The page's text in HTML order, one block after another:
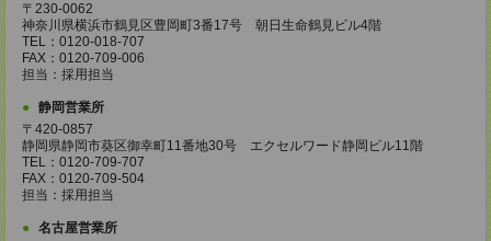
〒230-0062
神奈川県横浜市鶴見区豊岡町3番17号 朝日生命鶴見ビル4階
TEL：0120-018-707
FAX：0120-709-006
担当：採用担当
静岡営業所
〒420-0857
静岡県静岡市葵区御幸町11番地30号 エクセルワード静岡ビル11階
TEL：0120-709-707
FAX：0120-709-504
担当：採用担当
名古屋営業所